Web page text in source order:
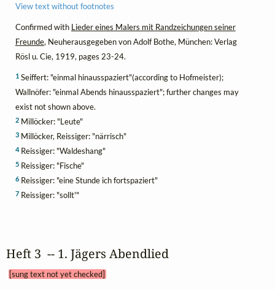
View text without footnotes
Confirmed with Lieder eines Malers mit Randzeichungen seiner
Freunde, Neuherausgegeben von Adolf Bothe, München: Verlag
Rösl u. Cie, 1919, pages 23-24.
1Seiffert: "einmal hinausspaziert"(according to Hofmeister);
Wallnöfer: "einmal Abends hinausspaziert"; further changes may
exist not shown above.
2Millöcker: "Leute"
3Millöcker, Reissiger: "närrisch"
4Reissiger: "Waldeshang"
5Reissiger: "Fische"
6Reissiger: "eine Stunde ich fortspaziert"
7Reissiger: "sollt'"
Heft 3  -- 1. Jägers Abendlied
[sung text not yet checked]